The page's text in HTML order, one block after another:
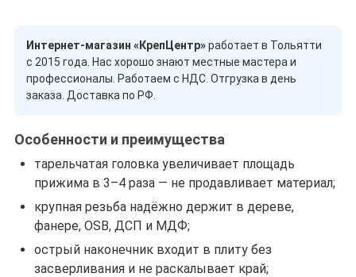
Интернет-магазин «КрепЦентр»работает в Тольятти
с 2015 года. Нас хорошо знают местные мастера и
профессионалы. Работаем с НДС. Отгрузка в день
заказа. Доставка по РФ.
Особенности и преимущества
тарельчатая головка увеличивает площадь
прижима в 3–4 раза — не продавливает материал;
крупная резьба надёжно держит в дереве,
фанере, OSB, ДСП и МДФ;
острый наконечник входит в плиту без
засверливания и не раскалывает край;